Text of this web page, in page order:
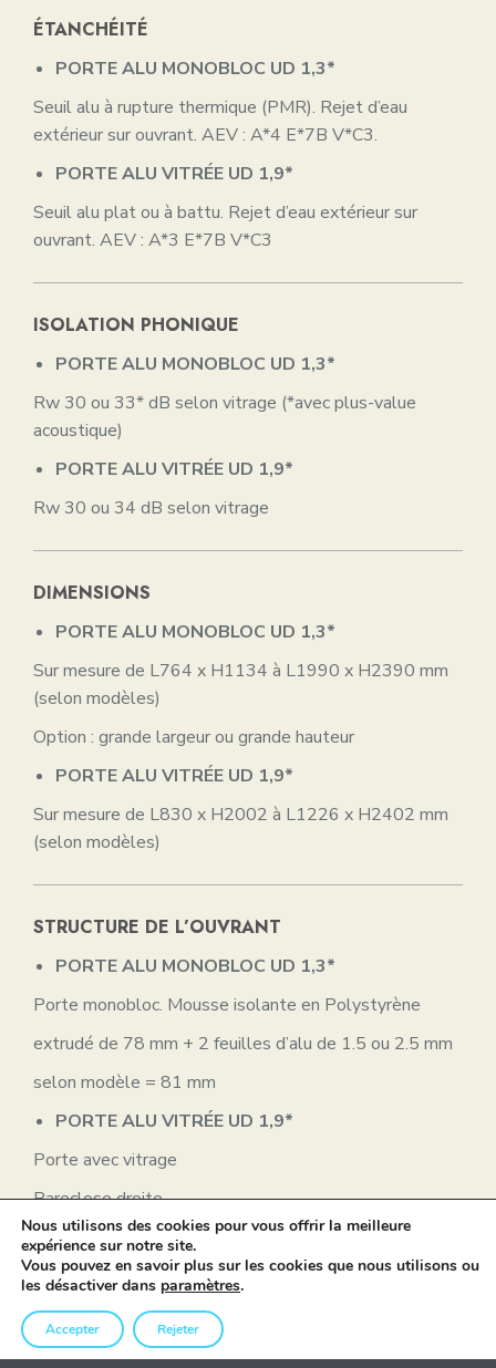
ÉTANCHÉITÉ
PORTE ALU MONOBLOC UD 1,3*
Seuil alu à rupture thermique (PMR). Rejet d’eau
extérieur sur ouvrant. AEV : A*4 E*7B V*C3.
PORTE ALU VITRÉE UD 1,9*
Seuil alu plat ou à battu. Rejet d’eau extérieur sur
ouvrant. AEV : A*3 E*7B V*C3
ISOLATION PHONIQUE
PORTE ALU MONOBLOC UD 1,3*
Rw 30 ou 33* dB selon vitrage (*avec plus-value
acoustique)
PORTE ALU VITRÉE UD 1,9*
Rw 30 ou 34 dB selon vitrage
DIMENSIONS
PORTE ALU MONOBLOC UD 1,3*
Sur mesure de L764 x H1134 à L1990 x H2390 mm
(selon modèles)
Option : grande largeur ou grande hauteur
PORTE ALU VITRÉE UD 1,9*
Sur mesure de L830 x H2002 à L1226 x H2402 mm
(selon modèles)
STRUCTURE DE L’OUVRANT
PORTE ALU MONOBLOC UD 1,3*
Porte monobloc. Mousse isolante en Polystyrène
extrudé de 78 mm + 2 feuilles d’alu de 1.5 ou 2.5 mm
selon modèle = 81 mm
PORTE ALU VITRÉE UD 1,9*
Porte avec vitrage
Pareclose droite
ISOLATION THERMIQUE
PORTE ALU MONOBLOC
Ouvrant monobloc et dormant large de 70 mm en
Nous utilisons des cookies pour vous offrir la meilleure
expérience sur notre site.
Vous pouvez en savoir plus sur les cookies que nous utilisons ou
les désactiver dans paramètres.
Accepter Rejeter